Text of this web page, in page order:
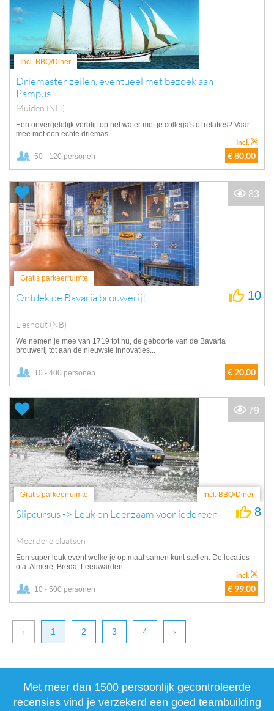
Incl. BBQ/Diner
Driemaster zeilen, eventueel met bezoek aan
Pampus
Muiden (NH)
Een onvergetelijk verblijf op het water met je collega's of relaties? Vaar
mee met een echte driemas...
50 - 120 personen € 80,00
incl.
Gratis parkeerruimte
Ontdek de Bavaria brouwerij!
Lieshout (NB)
10
We nemen je mee van 1719 tot nu, de geboorte van de Bavaria
brouwerij tot aan de nieuwste innovaties...
10 - 400 personen € 20,00
83
Gratis parkeerruimte Incl. BBQ/Diner
Slipcursus -> Leuk en Leerzaam voor iedereen
Meerdere plaatsen
8
Een super leuk event welke je op maat samen kunt stellen. De locaties
o.a. Almere, Breda, Leeuwarden...
10 - 500 personen € 99,00
incl.
79
‹ 1 2 3 4 ›
Met meer dan 1500 persoonlijk gecontroleerde
recensies vind je verzekerd een goed teambuilding